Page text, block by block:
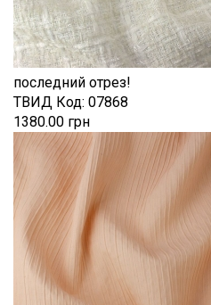
последний отрез!
ТВИД Код: 07868
1380.00 грн